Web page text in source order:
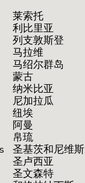
莱索托
利比里亚
列支敦斯登
马拉维
马绍尔群岛
蒙古
纳米比亚
尼加拉瓜
纽埃
阿曼
帛琉
圣基茨和尼维斯
圣卢西亚
圣文森特